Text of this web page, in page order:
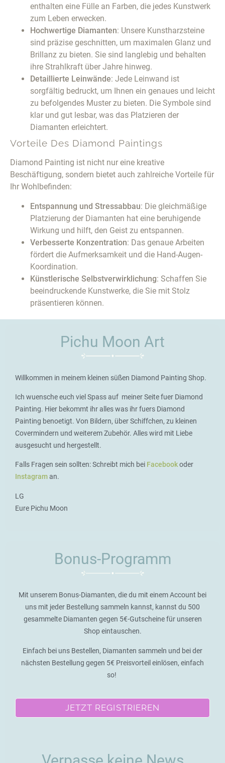
enthalten eine Fülle an Farben, die jedes Kunstwerk
zum Leben erwecken.
Hochwertige Diamanten: Unsere Kunstharzsteine
sind präzise geschnitten, um maximalen Glanz und
Brillanz zu bieten. Sie sind langlebig und behalten
ihre Strahlkraft über Jahre hinweg.
Detaillierte Leinwände: Jede Leinwand ist
sorgfältig bedruckt, um Ihnen ein genaues und leicht
zu befolgendes Muster zu bieten. Die Symbole sind
klar und gut lesbar, was das Platzieren der
Diamanten erleichtert.
Vorteile Des Diamond Paintings
Diamond Painting ist nicht nur eine kreative
Beschäftigung, sondern bietet auch zahlreiche Vorteile für
Ihr Wohlbefinden:
Entspannung und Stressabbau: Die gleichmäßige
Platzierung der Diamanten hat eine beruhigende
Wirkung und hilft, den Geist zu entspannen.
Verbesserte Konzentration: Das genaue Arbeiten
fördert die Aufmerksamkeit und die Hand-Augen-
Koordination.
Künstlerische Selbstverwirklichung: Schaffen Sie
beeindruckende Kunstwerke, die Sie mit Stolz
präsentieren können.
Pichu Moon Art
Willkommen in meinem kleinen süßen Diamond Painting Shop.
Ich wuensche euch viel Spass auf meiner Seite fuer Diamond
Painting. Hier bekommt ihr alles was ihr fuers Diamond
Painting benoetigt. Von Bildern, über Schiffchen, zu kleinen
Covermindern und weiterem Zubehör. Alles wird mit Liebe
ausgesucht und hergestellt.
Falls Fragen sein sollten: Schreibt mich bei Facebookoder
Instagraman.
LG
Eure Pichu Moon
Bonus-Programm
Mit unserem Bonus-Diamanten, die du mit einem Account bei
uns mit jeder Bestellung sammeln kannst, kannst du 500
gesammelte Diamanten gegen 5€-Gutscheine für unseren
Shop eintauschen.
Einfach bei uns Bestellen, Diamanten sammeln und bei der
nächsten Bestellung gegen 5€ Preisvorteil einlösen, einfach
so!
JETZT REGISTRIEREN